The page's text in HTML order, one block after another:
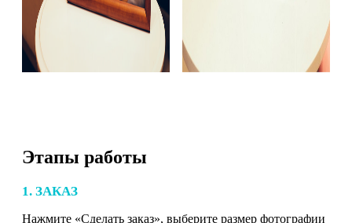
Этапы работы
1. ЗАКАЗ
Нажмите «Сделать заказ», выберите размер фотографии